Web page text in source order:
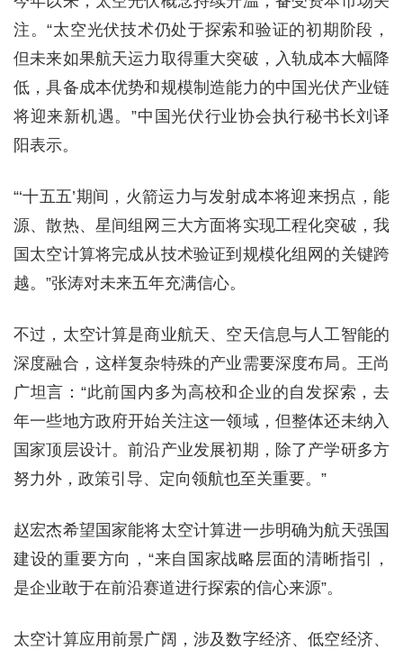
注。“太空光伏技术仍处于探索和验证的初期阶段，
但未来如果航天运力取得重大突破，入轨成本大幅降
低，具备成本优势和规模制造能力的中国光伏产业链
将迎来新机遇。”中国光伏行业协会执行秘书长刘译
阳表示。
“‘十五五’期间，火箭运力与发射成本将迎来拐点，能
源、散热、星间组网三大方面将实现工程化突破，我
国太空计算将完成从技术验证到规模化组网的关键跨
越。”张涛对未来五年充满信心。
不过，太空计算是商业航天、空天信息与人工智能的
深度融合，这样复杂特殊的产业需要深度布局。王尚
广坦言：“此前国内多为高校和企业的自发探索，去
年一些地方政府开始关注这一领域，但整体还未纳入
国家顶层设计。前沿产业发展初期，除了产学研多方
努力外，政策引导、定向领航也至关重要。”
赵宏杰希望国家能将太空计算进一步明确为航天强国
建设的重要方向，“来自国家战略层面的清晰指引，
是企业敢于在前沿赛道进行探索的信心来源”。
太空计算应用前景广阔，涉及数字经济、低空经济、